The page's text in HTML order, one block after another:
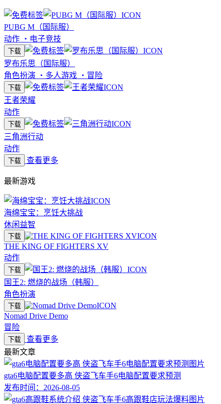
PUBG M（国际服）
动作 ・ 电子竞技
下载
罗布乐思（国际服）
角色扮演
・ 多人游戏 ・ 冒险
下载
王者荣耀
动作
下载
三角洲行动
动作
下载 查看更多
最新游戏
海绵宝宝：烹饪大挑战
休闲益智
下载
THE KING OF FIGHTERS XV
动作
下载
国王2: 燃烧的战场（韩服）
角色扮演
下载
Nomad Drive Demo
冒险
下载
查看更多
最新文章
gta6电脑配置要多高 侠盗飞车手6电脑配置要求预测
发布时间： 2026-08-05